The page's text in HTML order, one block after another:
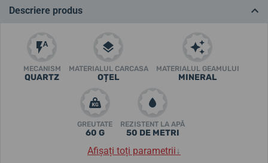
Descriere produs
MECANISM
QUARTZ
MATERIALUL CARCASA
OȚEL
MATERIALUL GEAMULUI
MINERAL
GREUTATE
60 G
REZISTENT LA APĂ
50 DE METRI
Afișați toți parametrii↓